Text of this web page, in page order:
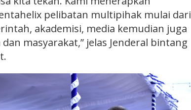
pelibatan multipihak mulai dari
akademisi, media kemudian juga
masyarakat,” jelas Jenderal bintang